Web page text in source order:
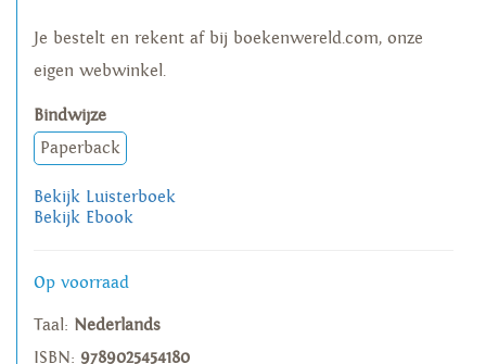
Je bestelt en rekent af bij boekenwereld.com, onze
eigen webwinkel.
Bindwijze
Paperback
Bekijk Luisterboek
Bekijk Ebook
Op voorraad
Taal: Nederlands
ISBN: 9789025454180